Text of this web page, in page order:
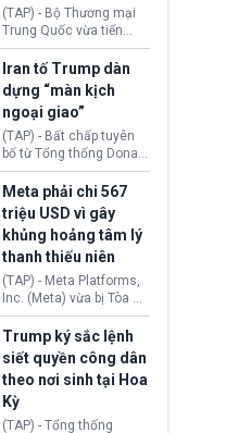
(TAP) - Bộ Thương mại
Trung Quốc vừa tiến
hành áp đặt lệnh trừng
phạt lên hàng loạt thực
thể và siết chặt kiểm
soát xuất khẩu máy bay
không người lái (UAV)
sang Hoa Kỳ. Động thái
này nhằm đáp trả các
biện pháp hạn chế
thương mại, áp thuế mới
cùng lệnh cấm công
nghệ gần đây từ phía
Washington.
Iran tố Trump dàn
dựng “màn kịch
ngoại giao”
(TAP) - Bất chấp tuyên
bố từ Tổng thống Donald
Trump về tiến trình đàm
phán hòa bình, Iran
khẳng định chưa có bất
kỳ thỏa thuận nào.
Tehran cho rằng, Hoa Kỳ
chỉ đang dàn dựng “màn
kịch ngoại giao” để xoa
dịu căng thẳng.
Meta phải chi 567
triệu USD vì gây
khủng hoảng tâm lý
thanh thiếu niên
(TAP) - Meta Platforms,
Inc. (Meta) vừa bị Tòa án
bang New Mexico yêu
cầu đóng góp 567 triệu
USD vào một quỹ khắc
phục hậu quả. Quyết
định này diễn ra sau khi
toà xác định, những nền
tảng mạng xã hội
Trump ký sắc lệnh
siết quyền công dân
theo nơi sinh tại Hoa
Kỳ
(TAP) - Tổng thống